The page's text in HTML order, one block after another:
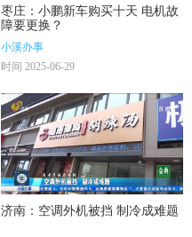
枣庄：小鹏新车购买十天 电机故
障要更换？
小溪办事
时间 2025-06-29
济南：空调外机被挡 制冷成难题